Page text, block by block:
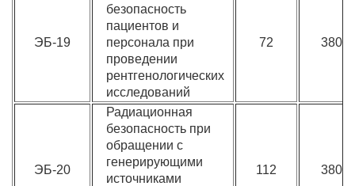
ЭБ-19
безопасность
пациентов и
персонала при
проведении
рентгенологических
исследований
72 3800
ЭБ-20
Радиационная
безопасность при
обращении с
генерирующими
источниками
112 3800